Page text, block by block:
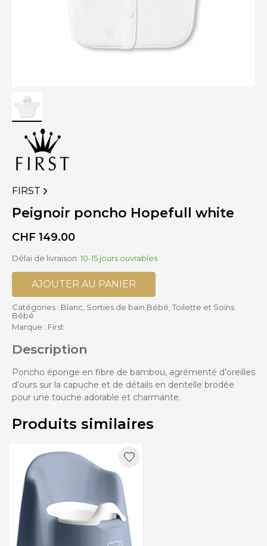
VOIR
PLUS
DE
DE
FIRST
Peignoir poncho Hopefull white
CHF 149.00
Délai de livraison: 10-15 jours ouvrables
AJOUTER AU PANIER
Catégories : Blanc Sorties de bain Bébé Toilette et Soins
Bébé
Marque : First
Description
Poncho éponge en fibre de bambou, agrémenté d’oreilles
d’ours sur la capuche et de détails en dentelle brodée
pour une touche adorable et charmante.
Produits similaires